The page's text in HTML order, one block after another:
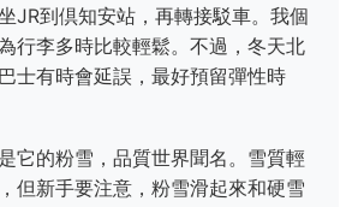
JR到倶知安站，再轉接駁車。我個
行李多時比較輕鬆。不過，冬天北
士有時會延誤，最好預留彈性時
它的粉雪，品質世界聞名。雪質輕
但新手要注意，粉雪滑起來和硬雪